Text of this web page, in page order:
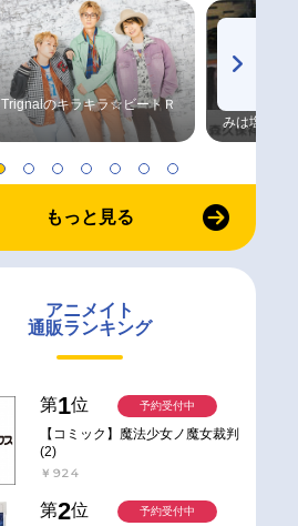
Trignalのキラキラ☆ビートＲ
みは塩だけ
もっと見る
アニメイト
通販ランキング
第1位
【コミック】魔法少女ノ魔女裁判
(2)
￥924
予約受付中
第2位 予約受付中